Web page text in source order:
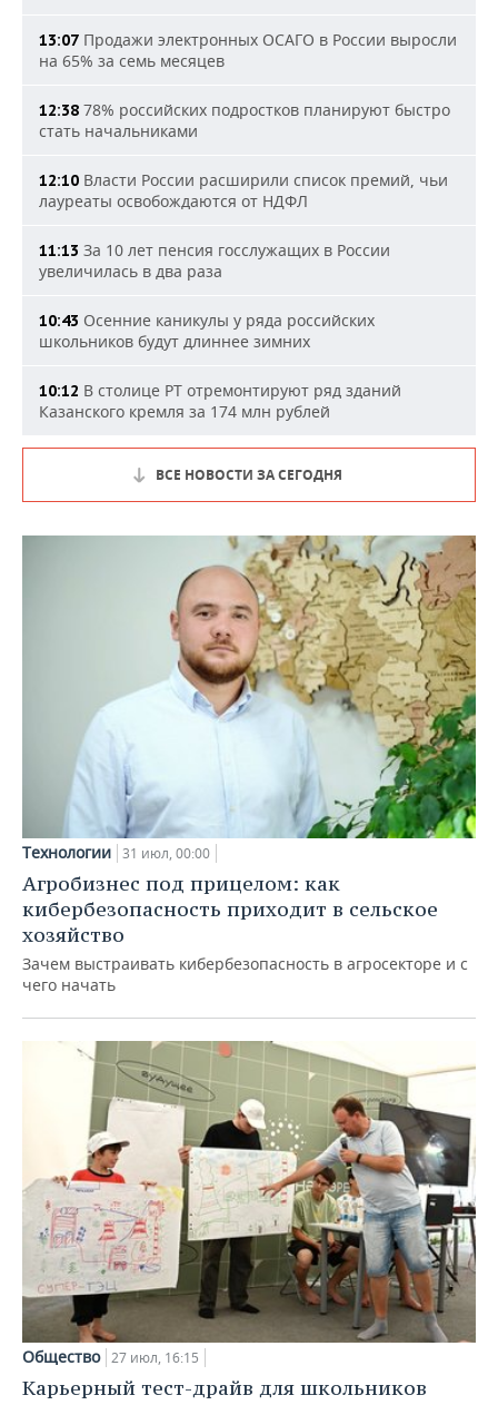
13:07 Продажи электронных ОСАГО в России выросли
на 65% за семь месяцев
12:38 78% российских подростков планируют быстро
стать начальниками
12:10 Власти России расширили список премий, чьи
лауреаты освобождаются от НДФЛ
11:13 За 10 лет пенсия госслужащих в России
увеличилась в два раза
10:43 Осенние каникулы у ряда российских
школьников будут длиннее зимних
10:12 В столице РТ отремонтируют ряд зданий
Казанского кремля за 174 млн рублей
ВСЕ НОВОСТИ ЗА СЕГОДНЯ
Технологии 31 июл, 00:00
Агробизнес под прицелом: как
кибербезопасность приходит в сельское
хозяйство
Зачем выстраивать кибербезопасность в агросекторе и с
чего начать
Общество 27 июл, 16:15
Карьерный тест-драйв для школьников